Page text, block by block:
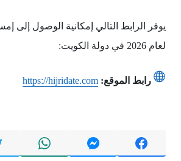
يوفر الرابط التالي إمكانية الوصول إلى
لعام 2026 في دولة الكويت:
رابط الموقع: https://hijridate.com